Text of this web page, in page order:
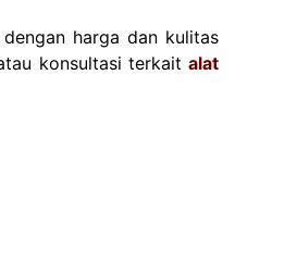
harga dan kulitas
konsultasi terkaitalat